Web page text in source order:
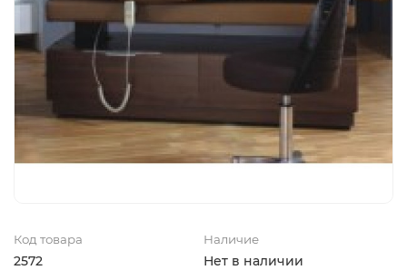
Код товара
2572
Наличие
Нет в наличии